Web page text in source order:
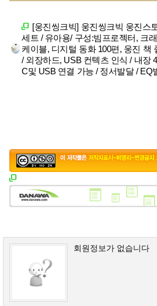
[웅진씽크빅] 웅진씽크빅 웅진스
세트 / 유아용/ 구성:빔프로젝터, 크
케이블, 디지털 동화 100편, 웅진 책
/ 외장하드, USB 컨텍츠 인식 / 내장
C및 USB 연결 가능 / 정서발달 / EQ
회원정보가 없습니다